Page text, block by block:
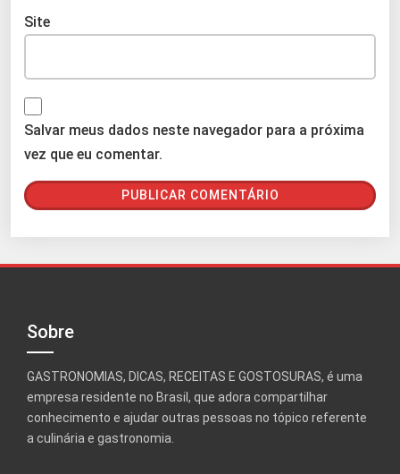
Site
Salvar meus dados neste navegador para a próxima
vez que eu comentar.
Sobre
GASTRONOMIAS, DICAS, RECEITAS E GOSTOSURAS, é uma
empresa residente no Brasil, que adora compartilhar
conhecimento e ajudar outras pessoas no tópico referente
a culinária e gastronomia.